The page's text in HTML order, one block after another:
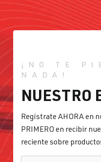
¡NO TE
NADA!
NUESTRO
Regístrate AHORA en
PRIMERO en recibir
reciente sobre